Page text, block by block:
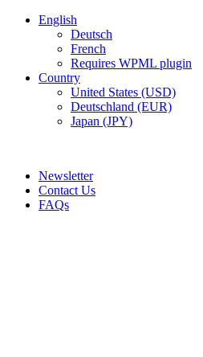
English
Deutsch
French
Requires WPML plugin
Country
United States (USD)
Deutschland (EUR)
Japan (JPY)
Newsletter
Contact Us
FAQs